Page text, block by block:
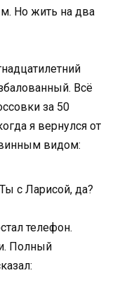
Но жить на два
Всё
за 50
я вернулся от
видом:
с Ларисой, да?
телефон.
Полный